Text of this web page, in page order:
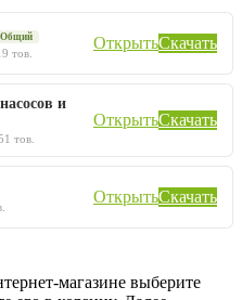
Общий
тов.
ОткрытьСкачать
и
тов.
ОткрытьСкачать
ОткрытьСкачать
магазине выберите